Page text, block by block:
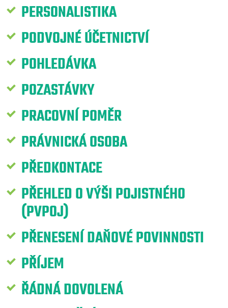
PERSONALISTIKA
PODVOJNÉ ÚČETNICTVÍ
POHLEDÁVKA
POZASTÁVKY
PRACOVNÍ POMĚR
PRÁVNICKÁ OSOBA
PŘEDKONTACE
PŘEHLED O VÝŠI POJISTNÉHO
(PVPOJ)
PŘENESENÍ DAŇOVÉ POVINNOSTI
PŘÍJEM
ŘÁDNÁ DOVOLENÁ